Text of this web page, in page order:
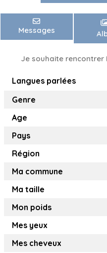
Messages
Je souhaite rencontrer
Langues parlées
Genre
Age
Pays
Région
Ma commune
Ma taille
Mon poids
Mes yeux
Mes cheveux